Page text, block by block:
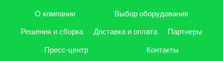
О компании
Выбор оборудования
Решения и сборка
Доставка и оплата
Партнеры
Пресс-центр
Контакты